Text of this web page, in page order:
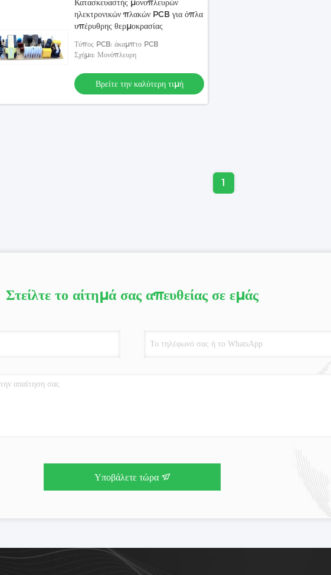
Κατασκευαστής μονοπλευρών
ηλεκτρονικών πλακών PCB για όπλα
υπέρυθρης θερμοκρασίας
Τύπος PCB: άκαμπτο PCB
Σχήμα: Μονόπλευρη
Βρείτε την καλύτερη τιμή
1
Στείλτε το αίτημά σας απευθείας σε εμάς
Υποβάλετε τώρα